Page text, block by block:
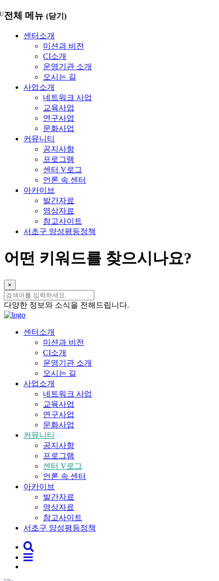
메
전체 메뉴 (닫기)
센터소개
미션과 비전
CI소개
운영기관 소개
오시는 길
사업소개
네트워크 사업
교육사업
연구사업
문화사업
커뮤니티
공지사항
프로그램
센터 V로그
언론 속 센터
아카이브
발간자료
영상자료
참고사이트
서초구 양성평등정책
어떤 키워드를 찾으시나요?
×
다양한 정보와 소식을 전해드립니다.
센터소개
미션과 비전
CI소개
운영기관 소개
오시는 길
사업소개
네트워크 사업
교육사업
연구사업
문화사업
커뮤니티
공지사항
프로그램
센터 V로그
언론 속 센터
아카이브
발간자료
영상자료
참고사이트
서초구 양성평등정책